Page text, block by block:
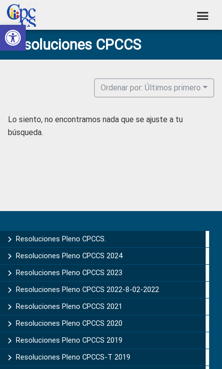
Abrir barra de herramientas
Skip
to
primary
navigation
Skip
to
main
content
Skip
to
primary
sidebar
Skip
to
footer
Consejo
de
Control
Social
Construyendo
Poder
Ciudadano
Resoluciones CPCCS
Ordenar por: Últimos primero
Lo siento, no encontramos nada que se ajuste a tu
búsqueda.
Sidebar
Resoluciones Pleno CPCCS.
Resoluciones Pleno CPCCS 2024
Resoluciones Pleno CPCCS 2023
Resoluciones Pleno CPCCS 2022-8-02-2022
Resoluciones Pleno CPCCS 2021
Resoluciones Pleno CPCCS 2020
Resoluciones Pleno CPCCS 2019
Resoluciones Pleno CPCCS-T 2019